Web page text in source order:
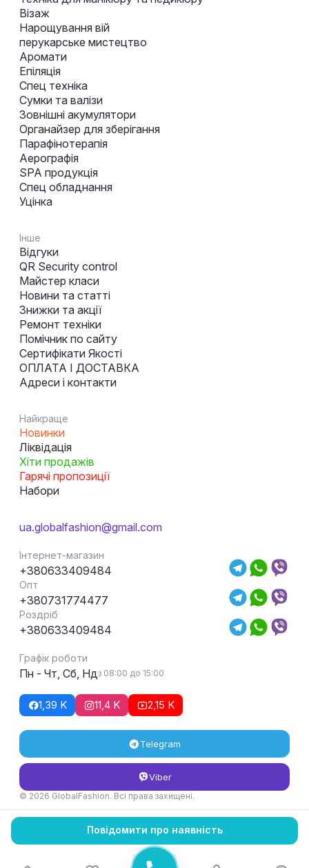
Візаж
Нарощування вій
перукарське мистецтво
Аромати
Епіляція
Спец техніка
Сумки та валізи
Зовнішні акумулятори
Органайзер для зберігання
Парафінотерапія
Аерографія
SPA продукція
Спец обладнання
Уцінка
Інше
Відгуки
QR Security control
Майстер класи
Новини та статті
Знижки та акції
Ремонт техніки
Помічник по сайту
Сертифікати Якості
ОПЛАТА І ДОСТАВКА
Адреси і контакти
Найкраще
Новинки
Ліквідація
Хіти продажів
Гарячі пропозиції
Набори
ua.globalfashion@gmail.com
Інтернет-магазин
+380633409484
Опт
+380731774477
Роздріб
+380633409484
Графік роботи
Пн - Чт, Сб, Ндз 08:00 до 15:00
1,39 K 11,4 K 2,15 K
Telegram
Viber
© 2026 GlobalFashion. Всі права захищені.
Умови повернення та обміну товару
Повідомити про наявність